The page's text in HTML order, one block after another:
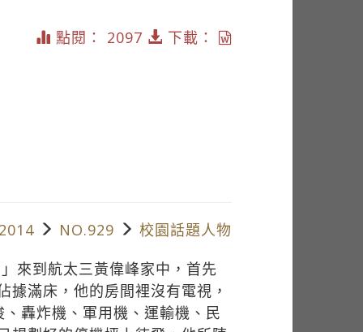
點閱： 2097 下載：
NO.929
校園話題人物
來到航太三黃偉峰家中，首先
滿床，他的房間裡沒有電視，
轟炸機、軍用機、運輸機、民